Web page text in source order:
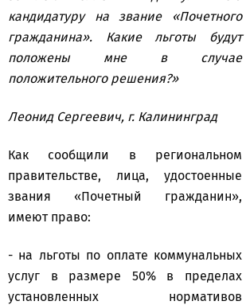
кандидатуру на звание «Почетного
гражданина». Какие льготы будут
положены мне в случае
положительного решения?»
Леонид Сергеевич, г. Калининград
Как сообщили в региональном
правительстве, лица, удостоенные
звания «Почетный гражданин»,
имеют право:
- на льготы по оплате коммунальных
услуг в размере 50% в пределах
установленных нормативов